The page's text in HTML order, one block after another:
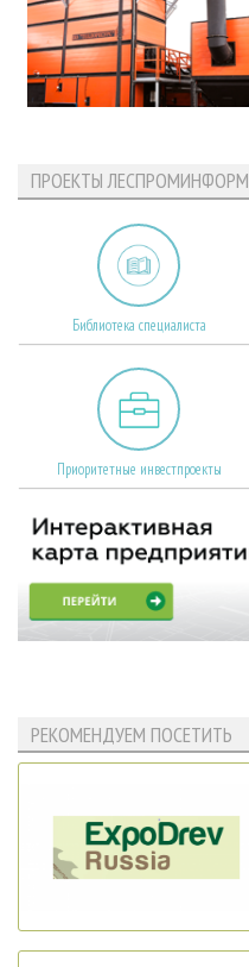
ПРОЕКТЫ ЛЕСПРОМИНФОРМ
Библиотека специалиста
Приоритетные инвестпроекты
РЕКОМЕНДУЕМ ПОСЕТИТЬ